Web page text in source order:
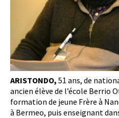
ARISTONDO, 51 ans, de
ancien élève de l’école Berrio
formation de jeune Frère à
à Bermeo, puis enseignant